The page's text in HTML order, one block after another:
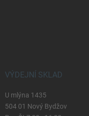
VÝDEJNÍ SKLAD
U mlýna 1435
504 01 Nový Bydžov